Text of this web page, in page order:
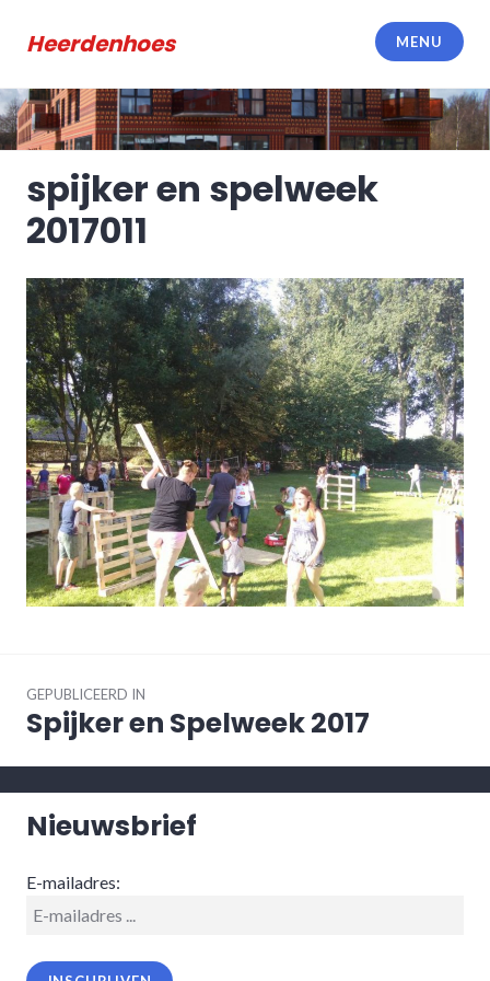
naar
inhoud
Heerdenhoes MENU
spijker en spelweek
2017011
navigatie
GEPUBLICEERD IN
Spijker en Spelweek 2017
Nieuwsbrief
E-mailadres: